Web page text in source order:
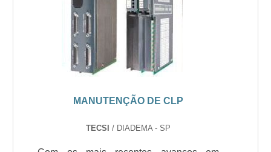
MANUTENÇÃO DE CLP
TECSI/ DIADEMA - SP